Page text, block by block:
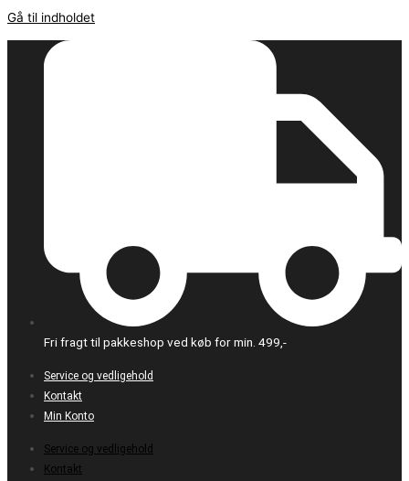
Gå til indholdet
Fri fragt til pakkeshop ved køb for min. 499,-
Service og vedligehold
Kontakt
Min Konto
Service og vedligehold
Kontakt